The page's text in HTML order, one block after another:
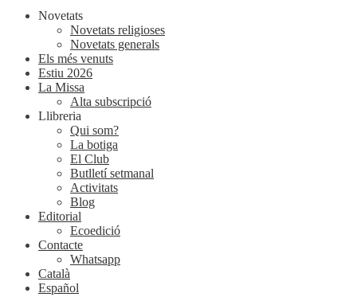
Novetats
Novetats religioses
Novetats generals
Els més venuts
Estiu 2026
La Missa
Alta subscripció
Llibreria
Qui som?
La botiga
El Club
Butlletí setmanal
Activitats
Blog
Editorial
Ecoedició
Contacte
Whatsapp
Català
Español